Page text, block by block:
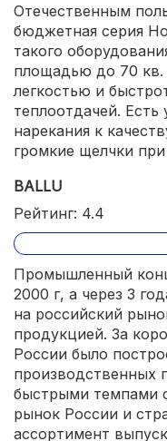
Отечественным
бюджетная серия
такого
площадью до 70
легкостью и
теплоотдачей. Есть
нарекания к
громкие щелчки
BALLU
Рейтинг: 4.4
Промышленный
2000 г, а через 3
на российский
продукцией. За
России было
производственных
быстрыми темпами
рынок России и
ассортимент